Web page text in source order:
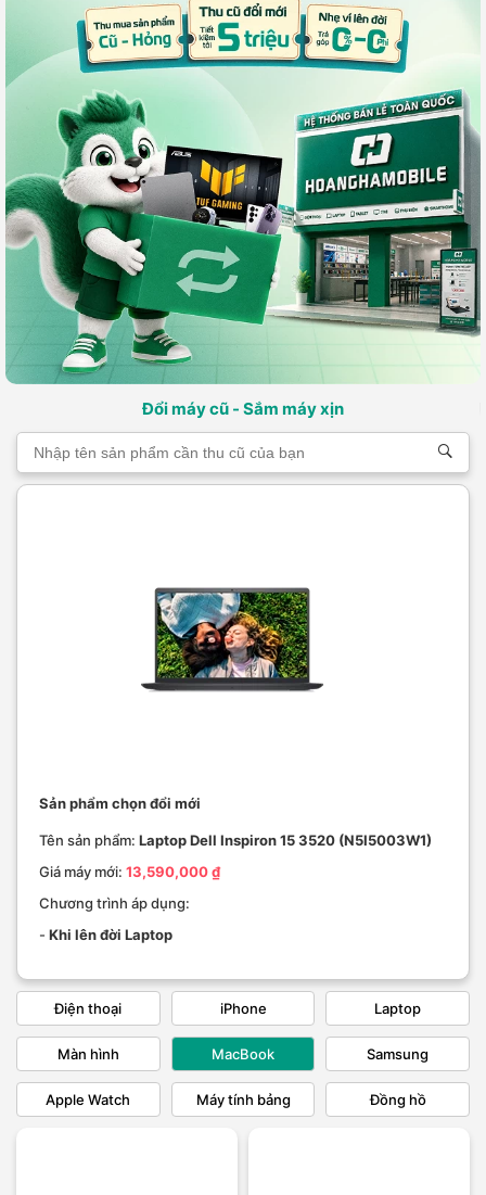
Đổi máy cũ - Sắm máy xịn
Sản phẩm chọn đổi mới
Tên sản phẩm: Laptop Dell Inspiron 15 3520 (N5I5003W1)
Giá máy mới: 13,590,000 ₫
Chương trình áp dụng:
- Khi lên đời Laptop
Điện thoại iPhone Laptop
Màn hình MacBook Samsung
Apple Watch Máy tính bảng Đồng hồ